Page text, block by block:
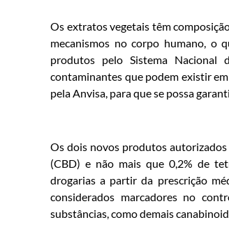
Os extratos vegetais têm
mecanismos no corpo humano, o
produtos pelo Sistema Nacional
contaminantes que podem existir
pela Anvisa, para que se possa
Os dois novos produtos
(CBD) e não mais que 0,2% de
drogarias a partir da prescrição
considerados marcadores no
substâncias, como demais